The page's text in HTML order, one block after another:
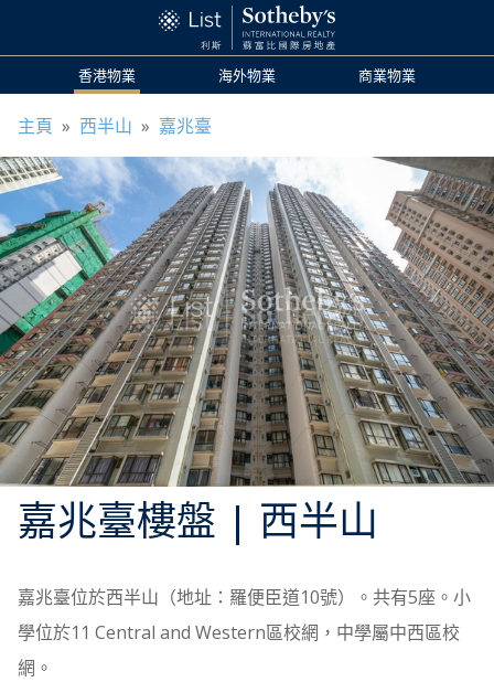
香港物業 海外物業 商業物業
主頁 » 西半山 » 嘉兆臺
嘉兆臺樓盤 | 西半山
嘉兆臺位於西半山（地址：羅便臣道10號）。共有5座。小
學位於11 Central and Western區校網，中學屬中西區校
網。